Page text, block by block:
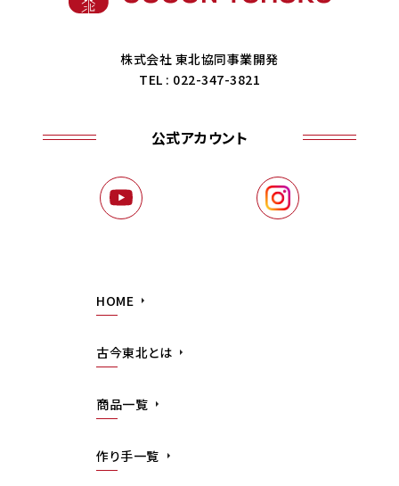
株式会社 東北協同事業開発
TEL : 022-347-3821
公式アカウント
HOME
古今東北とは
商品一覧
作り手一覧